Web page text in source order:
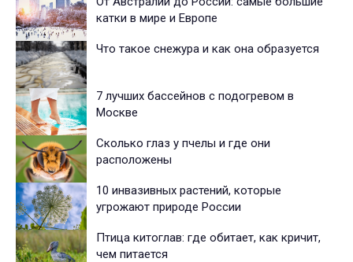
катки в мире и Европе
Что такое снежура и как она образуется
7 лучших бассейнов с подогревом в
Москве
Сколько глаз у пчелы и где они
расположены
10 инвазивных растений, которые
угрожают природе России
Птица китоглав: где обитает, как кричит,
чем питается